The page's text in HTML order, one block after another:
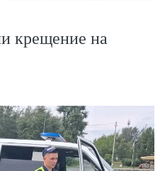
крещение на